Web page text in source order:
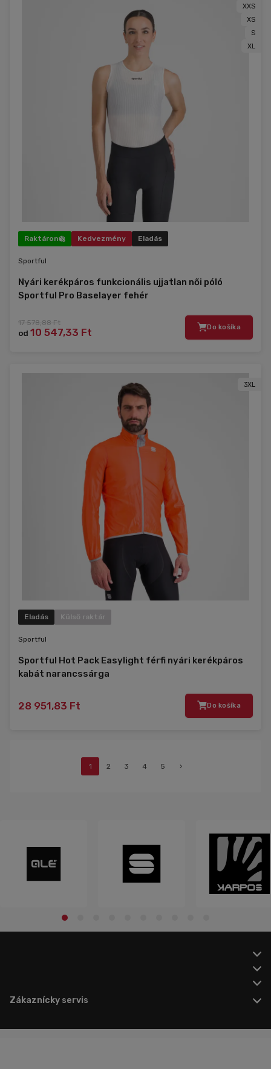
XXS
XS
S
XL
Raktáron Kedvezmény Eladás
Sportful
Nyári kerékpáros funkcionális ujjatlan női póló
Sportful Pro Baselayer fehér
17 578,88 Ft
od 10 547,33 Ft Do košíka
3XL
Eladás Külső raktár
Sportful
Sportful Hot Pack Easylight férfi nyári kerékpáros
kabát narancssárga
28 951,83 Ft Do košíka
1 2 3 4 5 ›
Zákaznícky servis